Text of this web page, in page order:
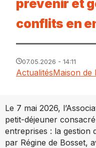
prévenir et
conflits en
07.05.2026 - 14:11
ActualitésMaison de
Le 7 mai 2026,
petit-déjeuner
entreprises : la gestion
par Régine de Bosset,